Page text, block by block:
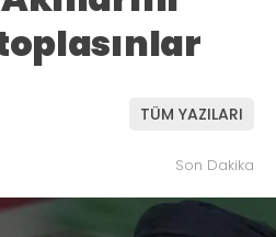
TÜM YAZILARI
Son Dakika